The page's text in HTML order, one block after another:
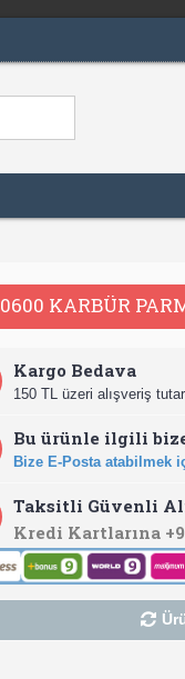
KARBÜR
Kargo Bedava
150 TL üzeri alışveriş
Bu ürünle ilgili
Bize E-Posta atabilmek
Taksitli Güvenli
Kredi Kartlarına